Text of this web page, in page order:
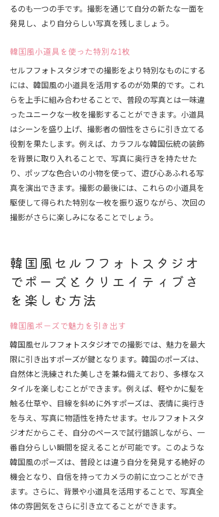
るのも一つの手です。撮影を通じて自分の新たな一面を
発見し、より自分らしい写真を残しましょう。
韓国風小道具を使った特別な1枚
セルフフォトスタジオでの撮影をより特別なものにする
には、韓国風の小道具を活用するのが効果的です。これ
らを上手に組み合わせることで、普段の写真とは一味違
ったユニークな一枚を撮影することができます。小道具
はシーンを盛り上げ、撮影者の個性をさらに引き立てる
役割を果たします。例えば、カラフルな韓国伝統の装飾
を背景に取り入れることで、写真に奥行きを持たせた
り、ポップな色合いの小物を使って、遊び心あふれる写
真を演出できます。撮影の最後には、これらの小道具を
駆使して得られた特別な一枚を振り返りながら、次回の
撮影がさらに楽しみになることでしょう。
韓国風セルフフォトスタジオ
でポーズとクリエイティブさ
を楽しむ方法
韓国風ポーズで魅力を引き出す
韓国風セルフフォトスタジオでの撮影では、魅力を最大
限に引き出すポーズが鍵となります。韓国のポーズは、
自然体と洗練された美しさを兼ね備えており、多様なス
タイルを楽しむことができます。例えば、軽やかに髪を
触る仕草や、目線を斜めに外すポーズは、表情に奥行き
を与え、写真に物語性を持たせます。セルフフォトスタ
ジオだからこそ、自分のペースで試行錯誤しながら、一
番自分らしい瞬間を捉えることが可能です。このような
韓国風のポーズは、普段とは違う自分を発見する絶好の
機会となり、自信を持ってカメラの前に立つことができ
ます。さらに、背景や小道具を活用することで、写真全
体の雰囲気をさらに引き立てることができます。